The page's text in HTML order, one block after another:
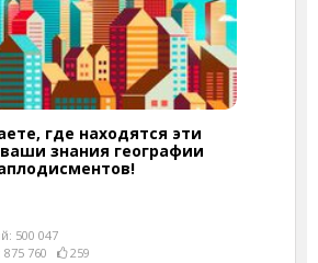
где находятся эти
знания географии
500 047
760
259